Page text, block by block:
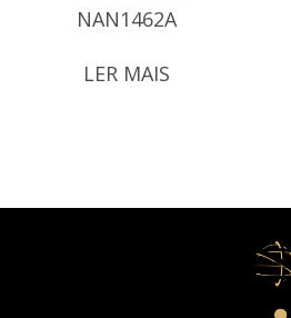
NAN1462A
LER MAIS